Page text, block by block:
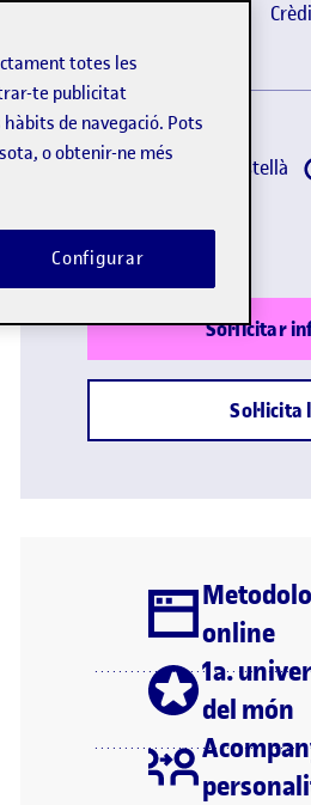
Idiomes:Català, Castellà
Sol·licitar
Sol·licita
online
1a.
del món
totes les
te publicitat
de navegació. Pots
o obtenir-ne més
Configurar